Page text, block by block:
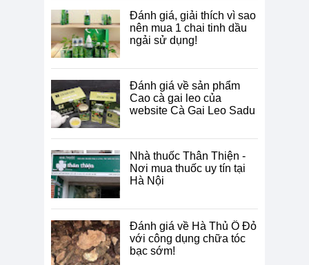
Đánh giá, giải thích vì sao
nên mua 1 chai tinh dầu
ngải sử dụng!
Đánh giá về sản phẩm
Cao cà gai leo của
website Cà Gai Leo Sadu
Nhà thuốc Thân Thiện -
Nơi mua thuốc uy tín tại
Hà Nội
Đánh giá về Hà Thủ Ô Đỏ
với công dụng chữa tóc
bạc sớm!